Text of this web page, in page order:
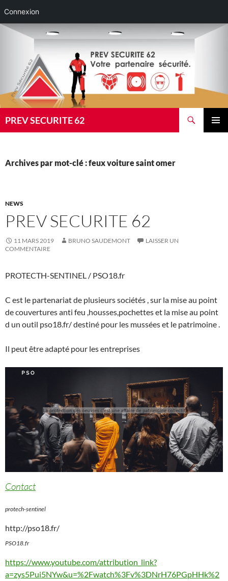
Connexion
Aller
PREV SECURITE 62
Archives par mot-clé : feux voiture saint omer
NEWS
PREV SECURITE 62
11 MARS 2019 BRUNO SAUDEMONT
LAISSER UN
COMMENTAIRE
PROTECTH-SENTINEL / PSO18.fr
C est le partenariat de plusieurs sociétés , sur la mise au point
de couvertures anti feu ,housses,pochettes et la mise au point
d un outil pso18.fr/ destiné pour les mussées et le patrimoine .
Il peut être adapté pour les entreprises
Contact
protech-sentinel
http://pso18.fr/
PSO18.fr
https://www.youtube.com/attribution_link?
a=zys5Pui5NYw&u=%2Fwatch%3Fv%3DNrH76PGpHHk%2